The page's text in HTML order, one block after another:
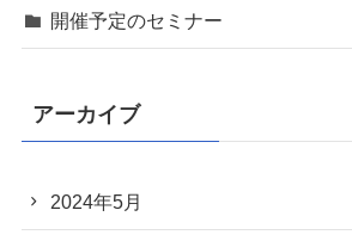
開催予定のセミナー
アーカイブ
2024年5月